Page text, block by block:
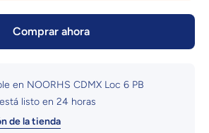
Comprar ahora
en NOORHS CDMX Loc 6 PB
listo en 24 horas
de la tienda